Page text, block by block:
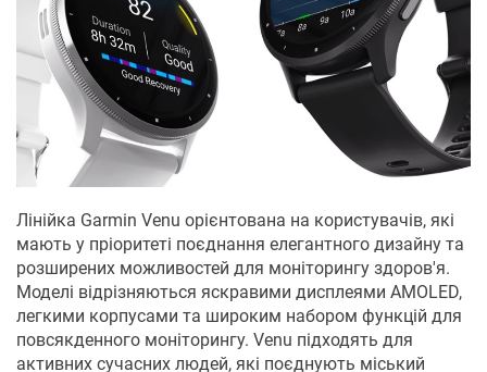
Лінійка Garmin Venu орієнтована на користувачів, які
мають у пріоритеті поєднання елегантного дизайну та
розширених можливостей для моніторингу здоров'я.
Моделі відрізняються яскравими дисплеями AMOLED,
легкими корпусами та широким набором функцій для
повсякденного моніторингу. Venu підходять для
активних сучасних людей, які поєднують міський